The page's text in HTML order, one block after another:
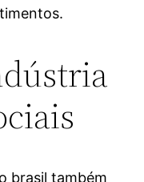
brasil também